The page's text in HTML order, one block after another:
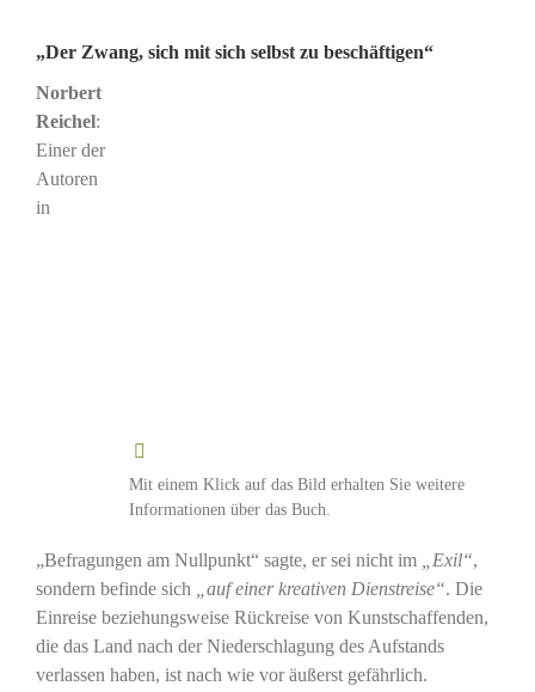
„Der Zwang, sich mit sich selbst zu beschäftigen“
Mit einem Klick auf das Bild erhalten Sie weitere
Informationen über das Buch.
Norbert
Reichel:
Einer der
Autoren
in
„Befragungen am Nullpunkt“ sagte, er sei nicht im „Exil“,
sondern befinde sich
„auf einer kreativen Dienstreise“. Die
Einreise beziehungsweise Rückreise von Kunstschaffenden,
die das Land nach der Niederschlagung des Aufstands
verlassen haben, ist nach wie vor äußerst gefährlich.